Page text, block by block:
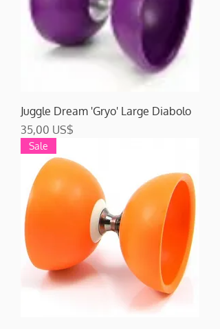
Juggle Dream 'Gryo' Large Diabolo
Precio
35,00 US$
Sale